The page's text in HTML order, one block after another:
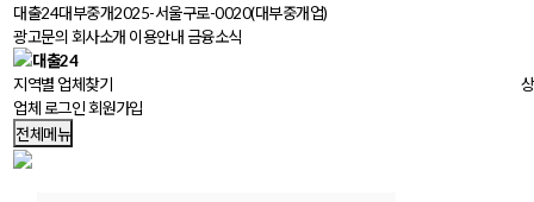
대출24대부중개2025-서울구로-0020(대부중개업)
광고문의 회사소개 이용안내 금융소식
지역별 업체 찾기
업체 로그인회원가입
전체메뉴